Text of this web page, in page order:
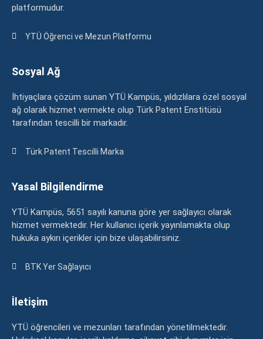
platformudur.
YTÜ Öğrenci ve Mezun Platformu
Sosyal Ağ
İhtiyaçlara çözüm sunan YTÜ Kampüs, yıldızlılara özel sosyal
ağ olarak hizmet vermekte olup Türk Patent Enstitüsü
tarafından tescilli bir markadır.
Türk Patent Tescilli Marka
Yasal Bilgilendirme
YTÜ Kampüs, 5651 sayılı kanuna göre yer sağlayıcı olarak
hizmet vermektedir. Her kullanıcı içerik yayınlamakta olup
hukuka aykırı içerikler için bize ulaşabilirsiniz.
BTK Yer Sağlayıcı
İletişim
YTÜ öğrencileri ve mezunları tarafından yönetilmektedir.